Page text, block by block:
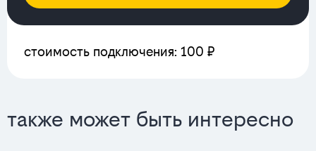
стоимость подключения: 100 ₽
также может быть интересно